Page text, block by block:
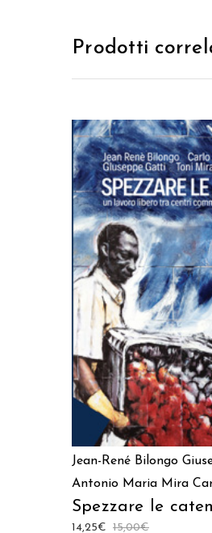
Prodotti
AGGIUNGI AL
Jean-René Bilongo
Antonio Maria Mira
Spezzare le
15,00€
14,25€